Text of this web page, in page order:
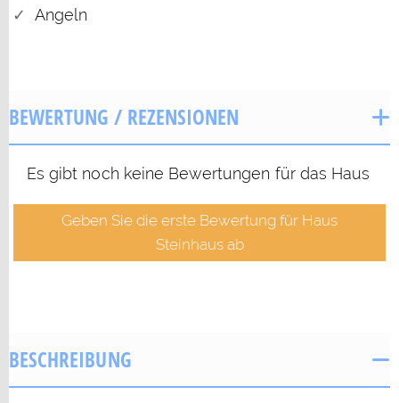
Angeln
BEWERTUNG / REZENSIONEN
Es gibt noch keine Bewertungen für das Haus
Geben Sie die erste Bewertung für Haus
Steinhaus ab
BESCHREIBUNG